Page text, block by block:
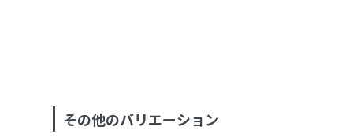
その他のバリエーション